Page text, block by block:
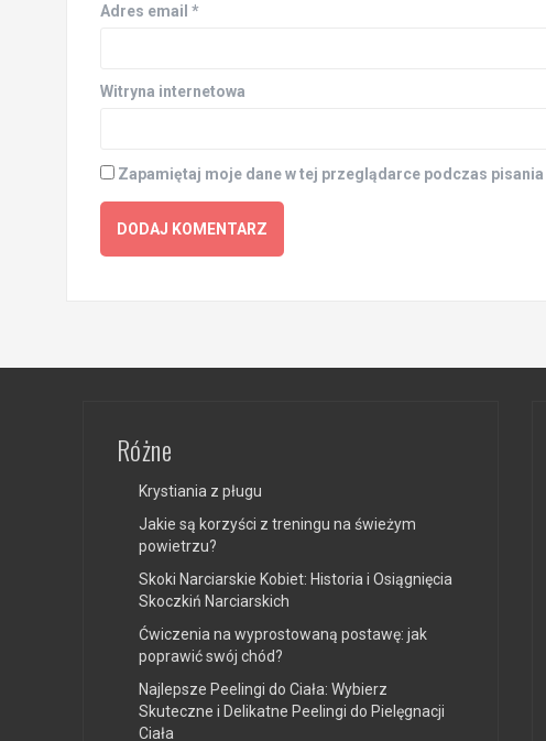
Adres email *
Witryna internetowa
Zapamiętaj moje dane w tej przeglądarce podczas
Różne
Krystiania z pługu
Jakie są korzyści z treningu na świeżym
powietrzu?
Skoki Narciarskie Kobiet: Historia i Osiągnięcia
Skoczkiń Narciarskich
Ćwiczenia na wyprostowaną postawę: jak
poprawić swój chód?
Najlepsze Peelingi do Ciała: Wybierz
Skuteczne i Delikatne Peelingi do Pielęgnacji
Ciała